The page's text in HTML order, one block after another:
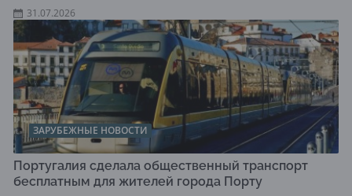
31.07.2026
ЗАРУБЕЖНЫЕ НОВОСТИ
Португалия сделала общественный транспорт
бесплатным для жителей города Порту